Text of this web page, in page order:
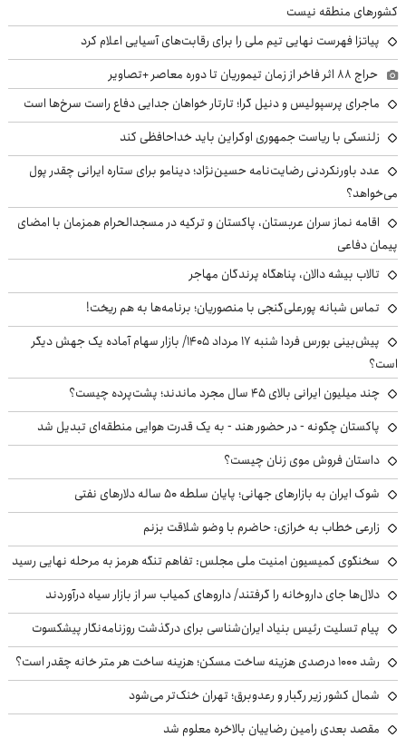
کشورهای منطقه نیست
پیاتزا فهرست نهایی تیم ملی را برای رقابت‌های آسیایی اعلام کرد
حراج ۸۸ اثر فاخر از زمان تیموریان تا دوره معاصر +تصاویر
ماجرای پرسپولیس و دنیل گرا؛ تارتار خواهان جدایی دفاع راست سرخ‌ها است
زلنسکی با ریاست جمهوری اوکراین باید خداحافظی کند
عدد باورنکردنی رضایت‌نامه حسین‌نژاد؛ دینامو برای ستاره ایرانی چقدر پول
می‌خواهد؟
اقامه نماز سران عربستان، پاکستان و ترکیه در مسجدالحرام همزمان با امضای
پیمان دفاعی
تالاب بیشه دالان، پناهگاه پرندگان مهاجر
تماس شبانه پورعلی‌گنجی با منصوریان؛ برنامه‌ها به هم ریخت!
پیش‌بینی بورس فردا شنبه ۱۷ مرداد ۱۴۰۵/ بازار سهام آماده یک جهش دیگر
است؟
چند میلیون ایرانی بالای ۴۵ سال مجرد ماندند؛ پشت‌پرده چیست؟
پاکستان چگونه - در حضور هند - به یک قدرت هوایی منطقه‌ای تبدیل شد
داستان فروش موی زنان چیست؟
شوک ایران به بازارهای جهانی؛ پایان سلطه ۵۰ ساله دلارهای نفتی
زارعی خطاب به خرازی: حاضرم با وضو شلاقت بزنم
سخنگوی کمیسیون امنیت ملی مجلس: تفاهم تنگه هرمز به مرحله نهایی رسید
دلال‌ها جای داروخانه را گرفتند/ داروهای کمیاب سر از بازار سیاه درآوردند
پیام تسلیت رئیس بنیاد ایران‌شناسی برای درگذشت روزنامه‌نگار پیشکسوت
رشد ۱۰۰۰ درصدی هزینه ساخت مسکن؛ هزینه ساخت هر متر خانه چقدر است؟
شمال کشور زیر رگبار و رعدوبرق؛ تهران خنک‌تر می‌شود
مقصد بعدی رامین رضاییان بالاخره معلوم شد